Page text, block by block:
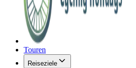
Touren
Reiseziele